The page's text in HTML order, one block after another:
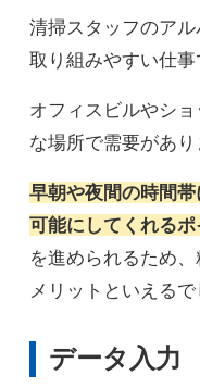
清掃スタッフのア
取り組みやすい仕事
オフィスビルやシ
な場所で需要があり
早朝や夜間の時間
可能にしてくれるポ
を進められるため
メリットといえるで
データ入力